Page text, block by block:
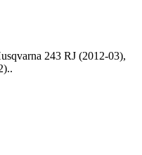
243 RJ (2012-03),